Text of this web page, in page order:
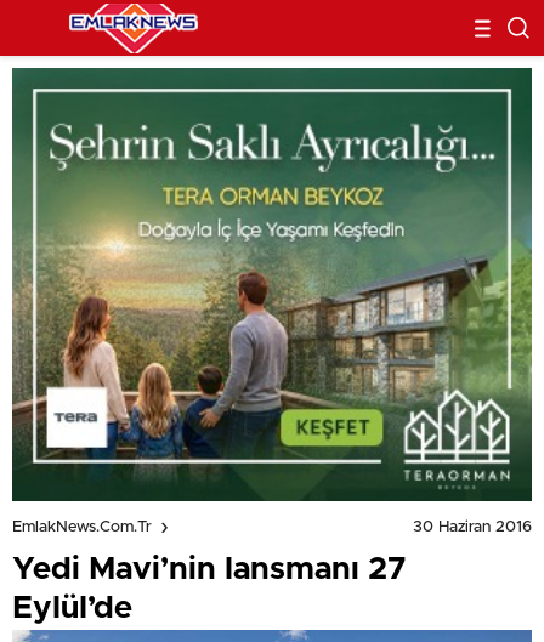
EmlakNews.com.tr 30 Haziran 2016
Yedi Mavi’nin lansmanı 27
Eylül’de